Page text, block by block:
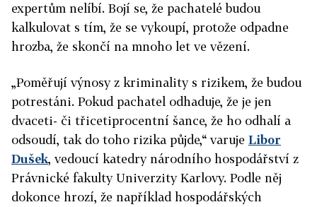
expertům nelíbí. Bojí se, že pachatelé budou
kalkulovat s tím, že se vykoupí, protože odpadne
hrozba, že skončí na mnoho let ve vězení.
„Poměřují výnosy z kriminality s rizikem, že budou
potrestáni. Pokud pachatel odhaduje, že je jen
dvaceti- či třicetiprocentní šance, že ho odhalí a
odsoudí, tak do toho rizika půjde,“ varuje Libor
Dušek, vedoucí katedry národního hospodářství z
Právnické fakulty Univerzity Karlovy. Podle něj
dokonce hrozí, že například hospodářských